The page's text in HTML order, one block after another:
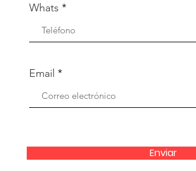
Whats
Email
Enviar